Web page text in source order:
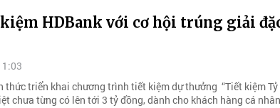
HDBank với cơ hội trúng giải
thức triển khai chương trình tiết kiệm dự thưởng “Tiết kiệm Tỷ
chưa từng có lên tới 3 tỷ đồng, dành cho khách hàng cá